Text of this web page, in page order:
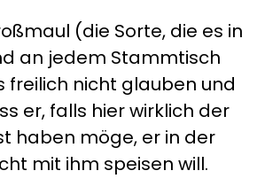
(die Sorte, die es in
an jedem Stammtisch
nicht glauben und
er, falls hier wirklich der
haben möge, er in der
mit ihm speisen will.